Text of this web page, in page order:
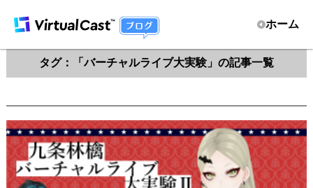
ホーム
タグ：「バーチャルライブ大実験」の記事一覧